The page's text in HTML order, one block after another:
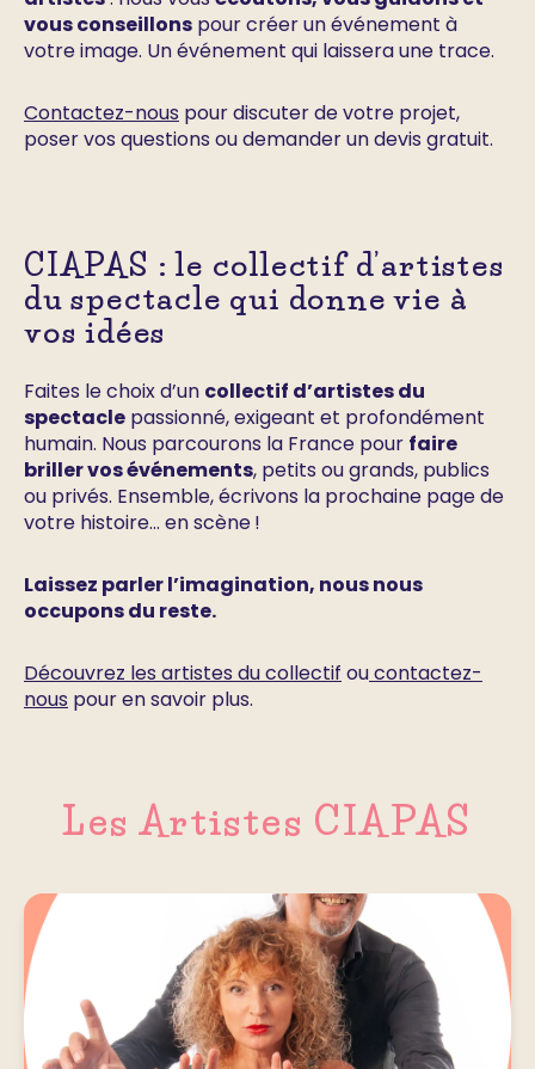
vous conseillons pour créer un événement à
votre image. Un événement qui laissera une trace.
Contactez-nous pour discuter de votre projet,
poser vos questions ou demander un devis gratuit.
CIAPAS : le collectif d’artistes
du spectacle qui donne vie à
vos idées
Faites le choix d’un collectif d’artistes du
spectacle passionné, exigeant et profondément
humain. Nous parcourons la France pour faire
briller vos événements, petits ou grands, publics
ou privés. Ensemble, écrivons la prochaine page de
votre histoire… en scène !
Laissez parler l’imagination, nous nous
occupons du reste.
Découvrez les artistes du collectif oucontactez-
nous pour en savoir plus.
Les Artistes CIAPAS